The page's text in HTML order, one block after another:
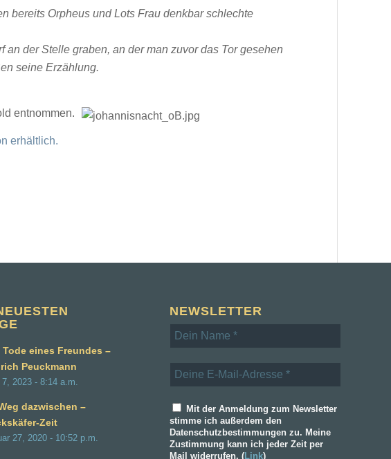
bereits Orpheus und Lots Frau denkbar schlechte
der Stelle graben, an der man zuvor das Tor gesehen
seine Erzählung.
entnommen.
erhältlich.
Tode eines Freundes –
Peuckmann
7, 2023 - 8:14 a.m.
dazwischen –
Zeit
27, 2020 - 10:52 p.m.
NEWSLETTER
Mit der Anmeldung zum Newsletter
stimme ich außerdem den
Datenschutzbestimmungen zu. Meine
Zustimmung kann ich jeder Zeit per
Mail widerrufen. (Link)